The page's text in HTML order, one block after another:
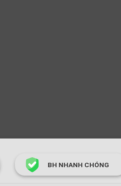
BH NHANH CHÓNG